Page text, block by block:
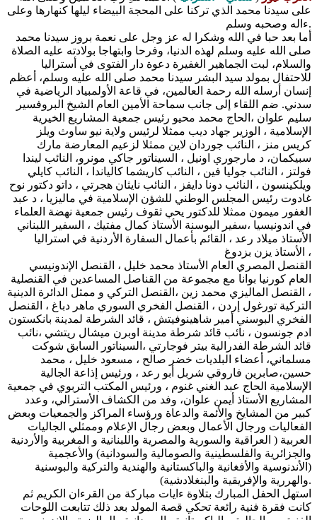
على سيدنا محمد الذي تركنا على المحجة البيضاء ليلها كنهارها وعلى
ءاله وصحبه وسلم.
أما بعد حبا في الله وشكرا له عز وجل على نعمة بروز سيدنا محمد
صلى الله عليه وسلم لهذه الدنيا، وفرحا وابتهاجا بولادته عليه الصلاة
والسلام، لبت الجماهير الغفيرة دعوة دار الفتوى في أستراليا
للاحتفال بمولد سيد البشر سيدنا محمد صلى الله عليه وسلم، أعظم
إنسان أرسله الله رحمة العالمين، في قاعة الأولمبياد الرياضية في
سدني. ضم اللقاء إلى جانب سماحة الأمين العام الشيخ البروفسير
سليم علوان ،الحاج محمد محيو رئيس جمعية المشاريع الخيرية
الإسلامية ، الوزير جهاد ديب ممثلا لرئيس ولاية نيو ساوث ويلز
كريس منز ، النائب جوردان لاين ممثلا لزعيم المعارضة مارك
سبيكمان، د مارجوري اونيل ، السيناتور جاكي مونرو، النائب ليندا
فولتز ، النائب جوليا فين ، النائب كاريشما كالياندا ، النائب كايلي
ويلكينسون ، النائب دونا دايفز ، النائب نايثان هجرتي ، داتو دكتور نوح
غادوت رئيس المجلس الوطني للشؤن الإسلامية في ماليزيا ، د عبد
الغفور ميمون ممثلا للدكتور يحي ثقوف رئيس جمعية نهضة العلماء
في اندونيسيا ،سفير البوسنة الأستاذ كمال مفتيك ، السفير اللبناني
الأستاذ ميلاد رعد ، القائم بأعمال السفارة الأردنية في استراليا
الأستاذ يزن بزدوغ ،
القنصل المصري العام الأستاذ محمد خليل ، القنصل الإندونيسي
العام كورنيا بوانا مع مجموعة من القناصل المساعدين في القنصلية
، القنصل الماليزي محمد زين ،القنصل التركي و ممثل الدائرة الدينية
التركية تورغول إردن ، القنصل الفخري السوري ماهر دباغ ، القنصل
الفخري البوسني أمير شاهينوفيتش ، قائد الشرطة لمدينة بانكستون
ادم جونسون ، نائب قائد شرطة مدينة اوبرن ميشال ريتشي ،نائب
قائد الشرطة الفدرالية بيتر فوجارتي ،السيناتور السابق شوكت
مسلماني، أعضاء البلديات خضر صالح ، مسعود خليل ، محمد
حسين،صابرين فاروقي شربل أبو رعد ، ورئيس إذاعة الجالية
الإسلامية الحاج عبد الغني غنوم ، ورئيس المكتب التربوي في جمعية
المشاريع الأستاذ أيمن علوان، وفد من الكشاف الأسترالي، وعدد
كبير من المشايخ والأئمة والدعاة ورؤساء المراكز والجمعيات وبعض
الفعاليات ورجال الأعمال وبعض رجال الإعلام وممثلي الجاليات
العربية ( العراقية والسورية والمصرية واللبنانية و المغربية والأردنية
والجزائرية والفلسطينية والصومالية والسودانية) والأعجمية
(الأندنوسية والأفغانية والباكستانية والهندية والتركية والبوسنية
والهررية والإفريقية والبنغلادشية).
استهل الحفل المبارك بتلاوة ءايات مباركة من القرءان الكريم ثم
كانت فقرة فنية رائعة تحكي قصة المولد بعد ذلك تتابعت اللوحات